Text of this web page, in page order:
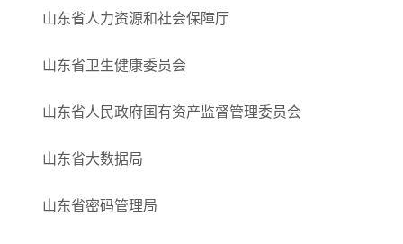
山东省人力资源和社会保障厅
山东省卫生健康委员会
山东省人民政府国有资产监督管理委员会
山东省大数据局
山东省密码管理局